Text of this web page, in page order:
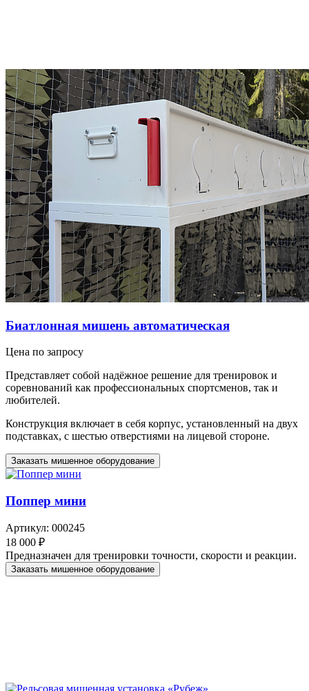
Биатлонная мишень автоматическая
Цена по запросу
Представляет собой надёжное решение для тренировок и
соревнований как профессиональных спортсменов, так и
любителей.
Конструкция включает в себя корпус, установленный на двух
подставках, с шестью отверстиями на лицевой стороне.
Заказать мишенное оборудование
Поппер мини
Артикул: 000245
18 000 ₽
Предназначен для тренировки точности, скорости и реакции.
Заказать мишенное оборудование